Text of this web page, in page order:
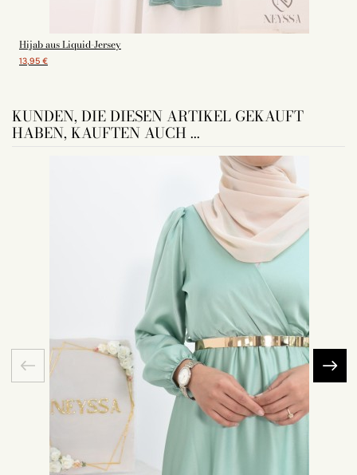
Hijab aus Liquid-Jersey
13,95 €
KUNDEN, DIE DIESEN ARTIKEL GEKAUFT
HABEN, KAUFTEN AUCH ...